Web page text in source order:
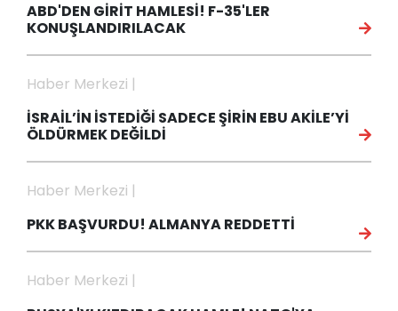
ABD'DEN GİRİT HAMLESİ! F-35'LER
KONUŞLANDIRILACAK
Haber Merkezi |
İSRAİL’İN İSTEDİĞİ SADECE ŞİRİN EBU AKİLE’Yİ
ÖLDÜRMEK DEĞİLDİ
Haber Merkezi |
PKK BAŞVURDU! ALMANYA REDDETTİ
Haber Merkezi |